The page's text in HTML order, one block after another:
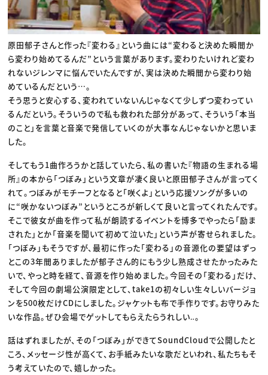
原田郁子さんと作った『変わる』という曲には“変わると決めた瞬間か
ら変わり始めてるんだ”という言葉があります。変わりたいけれど変わ
れないジレンマに悩んでいたんですが、実は決めた瞬間から変わり始
めているんだという…。
そう思うと安心する、変われていないんじゃなくて少しずつ変わってい
るんだという。そういうので私も救われた部分があって、そういう「本当
のこと」を言葉と音楽で発信していくのが大事なんじゃないかと思いま
した。
そしてもう1曲作ろうかと話していたら、私の書いた『物語の生まれる場
所』の本から「つぼみ」という文章が凄く良いと原田郁子さんが言ってく
れて。つぼみがモチーフとなると「咲くよ」という応援ソングが多いの
に“咲かないつぼみ”というところが新しくて良いと言ってくれたんです。
そこで彼女が曲を作って私が朗読するイベントを博多でやったら「励ま
された」とか「音楽を聞いて初めて泣いた」という声が寄せられました。
「つぼみ」もそうですが、最初に作った「変わる」の音源化の要望はずっ
とこの3年間ありましたが郁子さん的にもう少し熟成させたかったみた
いで、やっと時を経て、音源を作り始めました。今回その「変わる」だけ、
そして今回の劇場公演限定として、take1の初々しい生々しいバージョ
ンを500枚だけCDにしました。ジャケットも布で手作りです。お守りみた
いな作品。ぜひ会場でゲットしてもらえたらうれしい‥。
話はずれましたが、その「つぼみ」ができてSoundCloudで公開したと
ころ、メッセージ性が高くて、お手紙みたいな歌だといわれ、私たちもそ
う考えていたので、嬉しかった。